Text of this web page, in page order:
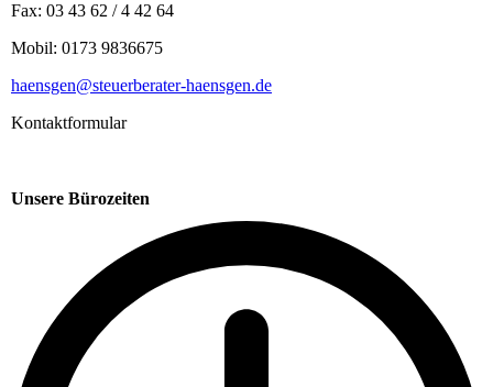
Fax: 03 43 62 / 4 42 64
Mobil: 0173 9836675
haensgen@steuerberater-haensgen.de
Kontaktformular
Unsere Bürozeiten